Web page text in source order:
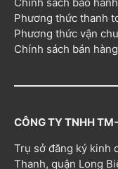
Phương thức thanh
Phương thức vận
Chính sách bán hàng
CÔNG TY TNHH
Trụ sở đăng ký kinh
Thanh, quận Long